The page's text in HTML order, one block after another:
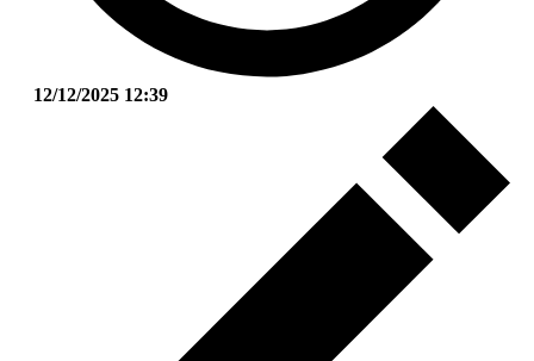
12/12/2025 12:39